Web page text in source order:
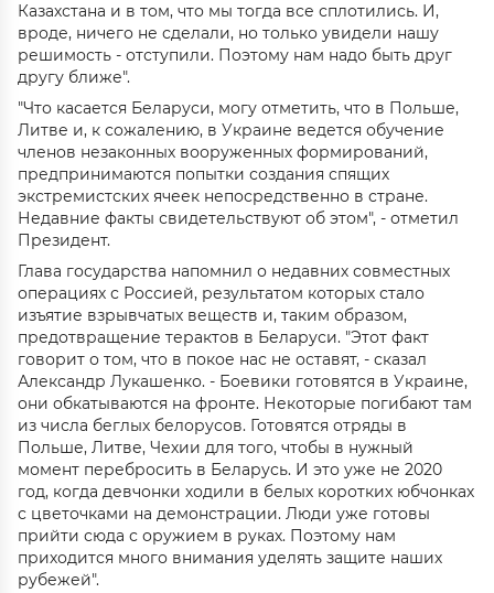
Казахстана и в том, что мы тогда все сплотились. И,
вроде, ничего не сделали, но только увидели нашу
решимость - отступили. Поэтому нам надо быть друг
другу ближе".
"Что касается Беларуси, могу отметить, что в Польше,
Литве и, к сожалению, в Украине ведется обучение
членов незаконных вооруженных формирований,
предпринимаются попытки создания спящих
экстремистских ячеек непосредственно в стране.
Недавние факты свидетельствуют об этом", - отметил
Президент.
Глава государства напомнил о недавних совместных
операциях с Россией, результатом которых стало
изъятие взрывчатых веществ и, таким образом,
предотвращение терактов в Беларуси. "Этот факт
говорит о том, что в покое нас не оставят, - сказал
Александр Лукашенко. - Боевики готовятся в Украине,
они обкатываются на фронте. Некоторые погибают там
из числа беглых белорусов. Готовятся отряды в
Польше, Литве, Чехии для того, чтобы в нужный
момент перебросить в Беларусь. И это уже не 2020
год, когда девчонки ходили в белых коротких юбчонках
с цветочками на демонстрации. Люди уже готовы
прийти сюда с оружием в руках. Поэтому нам
приходится много внимания уделять защите наших
рубежей".